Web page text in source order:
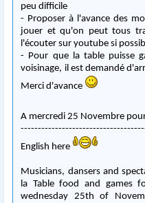
peu difficile
- Proposer à l'avance des
jouer et qu'on peut tous
l'écouter sur youtube si
- Pour que la table puisse
voisinage, il est demandé
Merci d'avance
A mercredi 25 Novembre
--------------------------
English here
Musicians, dansers and
la Table food and games
wednesday 25th of